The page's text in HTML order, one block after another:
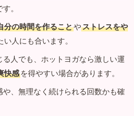
。
分の時間を作ることやストレスをや
い人にも合います。
人でも、ホットヨガなら激しい運
快感 を得やすい場合があります。
、無理なく続けられる回数かも確